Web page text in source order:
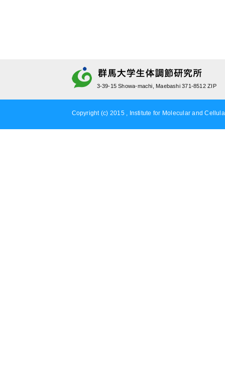
3-39-15 Showa-machi, Maebashi 371-8512 ZIP
Copyright (c) 2015 , Institute for Molecular and